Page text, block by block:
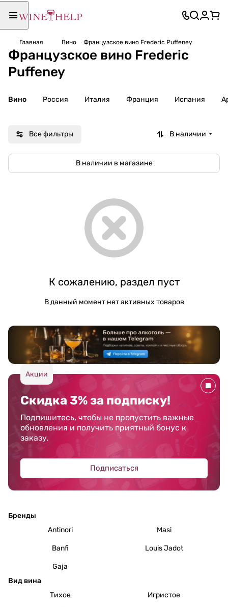
Главная Вино Французское вино Frederic Puffeney
Французское вино Frederic
Puffeney
Вино Россия Италия Франция Испания
Все фильтры В наличии
В наличии в магазине
К сожалению, раздел пуст
В данный момент нет активных товаров
Акции
Скидка 3% за подписку!
Подпишитесь, чтобы не пропустить важные
обновления и получить приятный бонус к
заказу.
Подписаться
Бренды
Antinori
Masi
Banfi Louis Jadot
Gaja
Вид вина
Тихое
Игристое